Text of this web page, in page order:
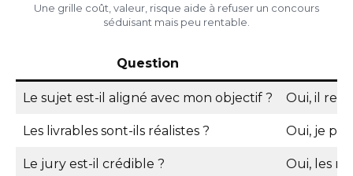
Une grille coût, valeur, risque aide à refuser un concours
séduisant mais peu rentable.
Question
Le sujet est-il aligné avec mon objectif ? Oui, il
Les livrables sont-ils réalistes ? Oui, je
Le jury est-il crédible ? Oui, les